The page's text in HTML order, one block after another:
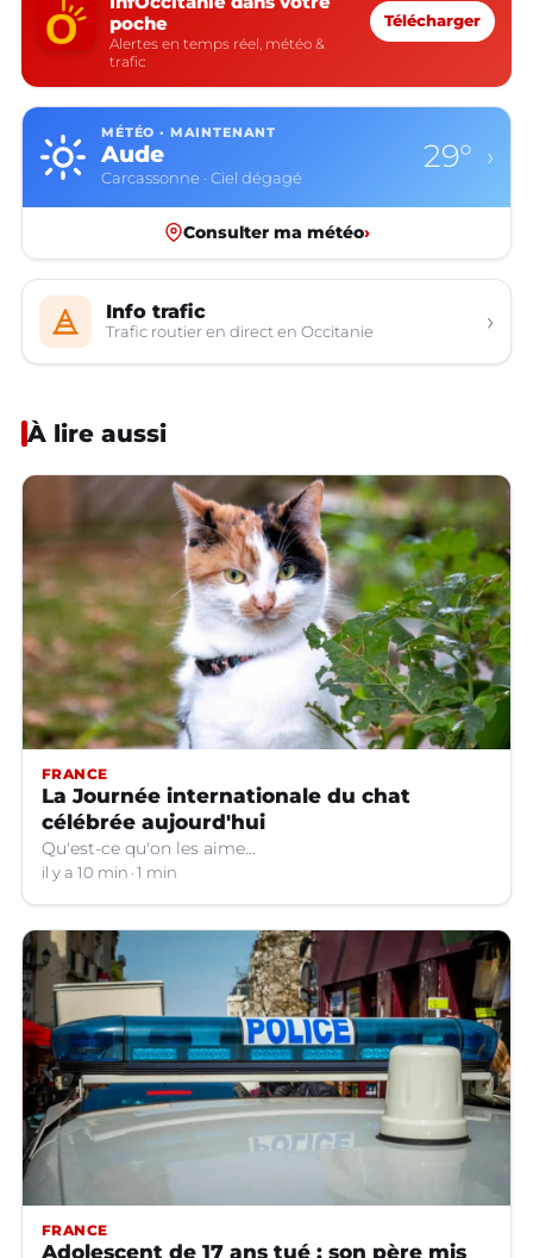
poche
Alertes en temps réel, météo &
trafic
Télécharger
MÉTÉO · MAINTENANT
Aude
Carcassonne · Ciel dégagé
29° ›
Consulter ma météo›
Info trafic
Trafic routier en direct en Occitanie ›
À lire aussi
FRANCE
La Journée internationale du chat
célébrée aujourd'hui
Qu'est-ce qu'on les aime...
il y a 10 min 1 min
FRANCE
Adolescent de 17 ans tué : son père mis